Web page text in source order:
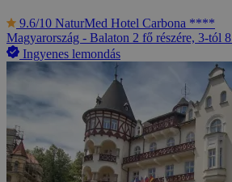
9.6/10 NaturMed Hotel Carbona ****
Magyarország - Balaton 2 fő részére, 3-tól
Ingyenes lemondás